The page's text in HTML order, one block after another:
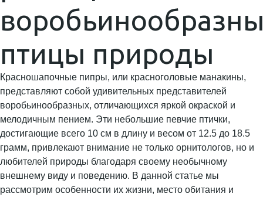
птицы природы
Красношапочные пипры, или красноголовые манакины,
представляют собой удивительных представителей
воробьинообразных, отличающихся яркой окраской и
мелодичным пением. Эти небольшие певчие птички,
достигающие всего 10 см в длину и весом от 12.5 до 18.5
грамм, привлекают внимание не только орнитологов, но и
любителей природы благодаря своему необычному
внешнему виду и поведению. В данной статье мы
рассмотрим особенности их жизни, место обитания и